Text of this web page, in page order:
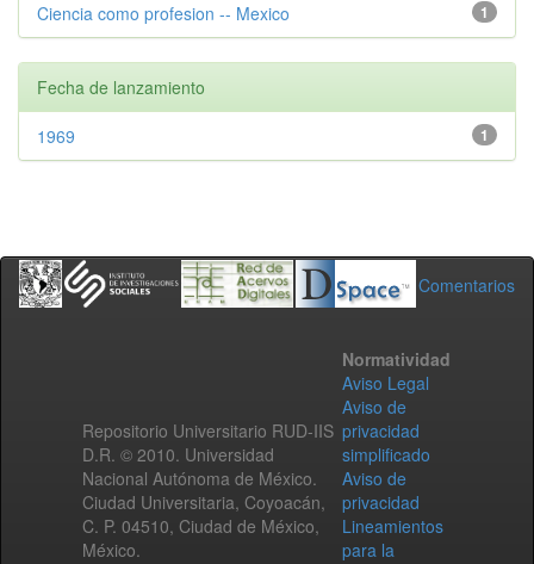
1
Ciencia como profesion -- Mexico
Fecha de lanzamiento
1
1969
Comentarios
Repositorio Universitario RUD-IIS
D.R. © 2010. Universidad
Nacional Autónoma de México.
Ciudad Universitaria, Coyoacán,
C. P. 04510, Ciudad de México,
México.
Normatividad
Aviso Legal
Aviso de
privacidad
simplificado
Aviso de
privacidad
Lineamientos
para la